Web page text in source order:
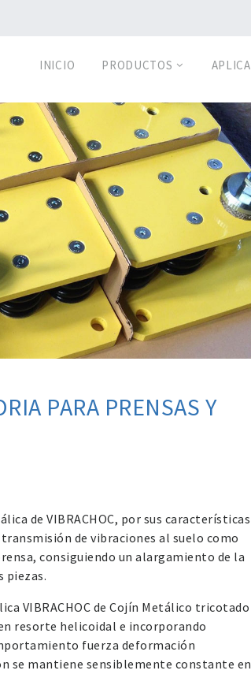
INICIO PRODUCTOS
PARA PRENSAS Y
de VIBRACHOC, por sus características
de vibraciones al suelo como
consiguiendo un alargamiento de la
piezas.
VIBRACHOC de Cojín Metálico tricotado
resorte helicoidal e incorporando
fuerza deformación
se mantiene sensiblemente constante en